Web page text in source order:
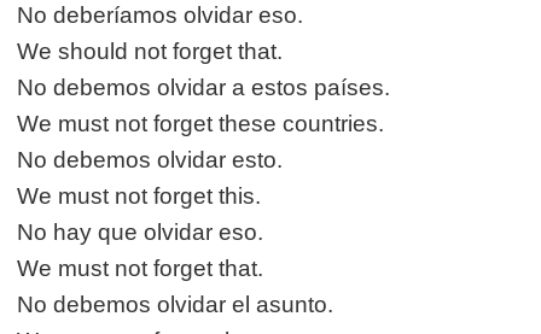
No deberíamos olvidar eso.
We should not forget that.
No debemos olvidar a estos países.
We must not forget these countries.
No debemos olvidar esto.
We must not forget this.
No hay que olvidar eso.
We must not forget that.
No debemos olvidar el asunto.